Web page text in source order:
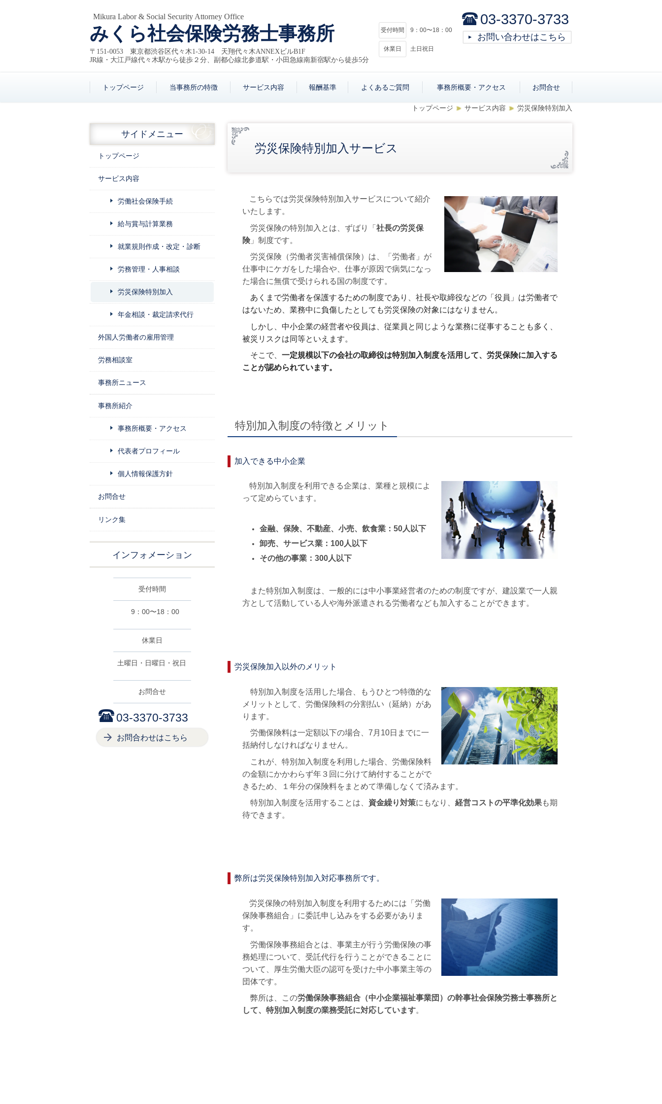
Mikura Labor & Social Security Attorney Office
みくら社会保険労務士事務所
〒151-0053 東京都渋谷区代々木1-30-14 天翔代々木ANNEXビルB1F
JR線・大江戸線代々木駅から徒歩２分、副都心線北参道駅・小田急線南新宿駅から徒歩5分
受付時間 9：00〜18：00
休業日 土日祝日
03-3370-3733
お問い合わせはこちら
トップページ 当事務所の特徴 サービス内容 報酬基準 よくあるご質問 事務所概要・アクセス お問合せ
トップページ サービス内容 労災保険特別加入
労災保険特別加入サービス
こちらでは労災保険特別加入サービスについて紹介
いたします。
労災保険の特別加入とは、ずばり「 社長の労災保
険」制度です。
労災保険（労働者災害補償保険）は、「労働者」が
仕事中にケガをした場合や、仕事が原因で病気になっ
た場合に無償で受けられる国の制度です。
あくまで労働者を保護するための制度であり、社長や取締役などの「役員」は労働者で
はないため、業務中に負傷したとしても労災保険の対象にはなりません。
しかし、中小企業の経営者や役員は、従業員と同じような業務に従事することも多く、
被災リスクは同等といえます。
そこで、 一定規模以下の会社の取締役は特別加入制度を活用して、労災保険に加入する
ことが認められています。
特別加入制度の特徴とメリット
加入できる中小企業
特別加入制度を利用できる企業は、業種と規模によ
って定めらています。
金融、保険、不動産、小売、飲食業：50人以下
卸売、サービス業：100人以下
その他の事業：300人以下
また特別加入制度は、一般的には中小事業経営者のための制度ですが、建設業で一人親
方として活動している人や海外派遣される労働者なども加入することができます。
労災保険加入以外のメリット
特別加入制度を活用した場合、もうひとつ特徴的な
メリットとして、労働保険料の分割払い（延納）があ
ります。
労働保険料は一定額以下の場合、7月10日までに一
括納付しなければなりません。
これが、特別加入制度を利用した場合、労働保険料
の金額にかかわらず年３回に分けて納付することがで
きるため、１年分の保険料をまとめて準備しなくて済みます。
特別加入制度を活用することは、 資金繰り対策にもなり、 経営コストの平準化効果も期
待できます。
弊所は労災保険特別加入対応事務所です。
労災保険の特別加入制度を利用するためには「労働
保険事務組合」に委託申し込みをする必要がありま
す。
労働保険事務組合とは、事業主が行う労働保険の事
務処理について、受託代行を行うことができることに
ついて、厚生労働大臣の認可を受けた中小事業主等の
団体です。
弊所は、この労働保険事務組合（中小企業福祉事業団）の幹事社会保険労務士事務所と
して、特別加入制度の業務受託に対応しています。
サイドメニュー
トップページ
サービス内容
労働社会保険手続
給与賞与計算業務
就業規則作成・改定・診断
労務管理・人事相談
労災保険特別加入
年金相談・裁定請求代行
外国人労働者の雇用管理
労務相談室
事務所ニュース
事務所紹介
事務所概要・アクセス
代表者プロフィール
個人情報保護方針
お問合せ
リンク集
インフォメーション
受付時間
9：00〜18：00
休業日
土曜日・日曜日・祝日
お問合せ
03-3370-3733
お問合わせはこちら